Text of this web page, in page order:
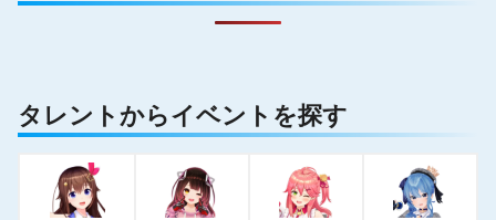
タレントからイベントを探す